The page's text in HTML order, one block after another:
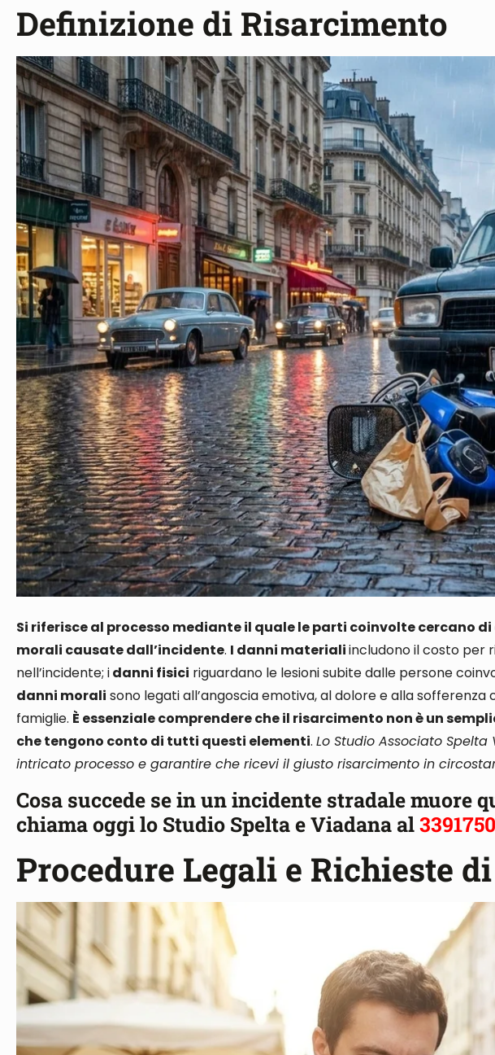
Definizione di Risarcimento
Si riferisce al processo mediante il quale le parti coinvolte cercano
morali causate dall’incidente. I danni materialiincludono il costo per
nell’incidente; idanni fisici riguardano le lesioni subite dalle persone
danni morali sono legati all’angoscia emotiva, al dolore e alla
famiglie. È essenziale comprendere che il risarcimento non è un
che tengono conto di tutti questi elementi.Lo Studio Associato
intricato processo e garantire che ricevi il giusto risarcimento in
Cosa succede se in un incidente stradale muore
chiama oggi lo Studio Spelta e Viadana al
Procedure Legali e Richieste